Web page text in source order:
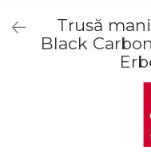
Trusă
Black